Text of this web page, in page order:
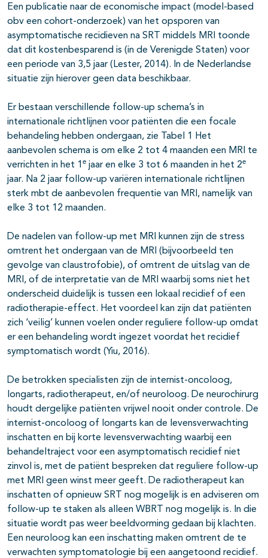
Een publicatie naar de economische impact (model-based
obv een cohort-onderzoek) van het opsporen van
asymptomatische recidieven na SRT middels MRI toonde
dat dit kostenbesparend is (in de Verenigde Staten) voor
een periode van 3,5 jaar (Lester, 2014). In de Nederlandse
situatie zijn hierover geen data beschikbaar.
Er bestaan verschillende follow-up schema’s in
internationale richtlijnen voor patiënten die een focale
behandeling hebben ondergaan, zie Tabel 1 Het
aanbevolen schema is om elke 2 tot 4 maanden een MRI te
verrichten in het 1 e jaar en elke 3 tot 6 maanden in het 2e
jaar. Na 2 jaar follow-up variëren internationale richtlijnen
sterk mbt de aanbevolen frequentie van MRI, namelijk van
elke 3 tot 12 maanden.
De nadelen van follow-up met MRI kunnen zijn de stress
omtrent het ondergaan van de MRI (bijvoorbeeld ten
gevolge van claustrofobie), of omtrent de uitslag van de
MRI, of de interpretatie van de MRI waarbij soms niet het
onderscheid duidelijk is tussen een lokaal recidief of een
radiotherapie-effect. Het voordeel kan zijn dat patiënten
zich ‘veilig’ kunnen voelen onder reguliere follow-up omdat
er een behandeling wordt ingezet voordat het recidief
symptomatisch wordt (Yiu, 2016).
De betrokken specialisten zijn de internist-oncoloog,
longarts, radiotherapeut, en/of neuroloog. De neurochirurg
houdt dergelijke patiënten vrijwel nooit onder controle. De
internist-oncoloog of longarts kan de levensverwachting
inschatten en bij korte levensverwachting waarbij een
behandeltraject voor een asymptomatisch recidief niet
zinvol is, met de patiënt bespreken dat reguliere follow-up
met MRI geen winst meer geeft. De radiotherapeut kan
inschatten of opnieuw SRT nog mogelijk is en adviseren om
follow-up te staken als alleen WBRT nog mogelijk is. In die
situatie wordt pas weer beeldvorming gedaan bij klachten.
Een neuroloog kan een inschatting maken omtrent de te
verwachten symptomatologie bij een aangetoond recidief.